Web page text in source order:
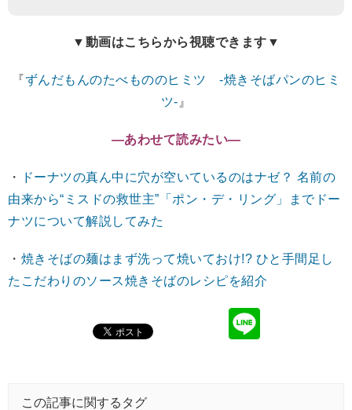
▼動画はこちらから視聴できます▼
『ずんだもんのたべもののヒミツ -焼きそばパンのヒミ
ツ- 』
―あわせて読みたい―
・
ドーナツの真ん中に穴が空いているのはナゼ？ 名前の
由来から“ミスドの救世主”「ポン・デ・リング」までドー
ナツについて解説してみた
・ 焼きそばの麺はまず洗って焼いておけ!? ひと手間足し
たこだわりのソース焼きそばのレシピを紹介
この記事に関するタグ